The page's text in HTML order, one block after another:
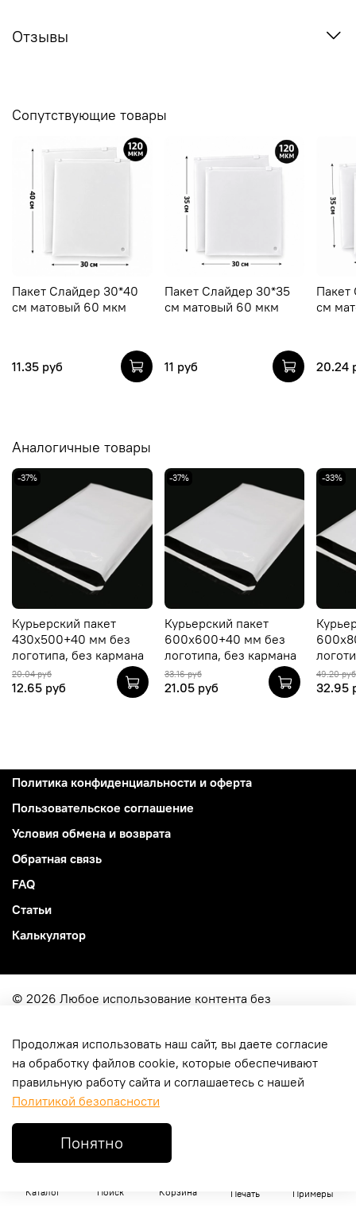
В корзину
Отзывы
Сопутствующие товары
Пакет Слайдер 30*40
см матовый 60 мкм
11.35 руб
Пакет Слайдер 30*35
см матовый 60 мкм
11 руб
Пакет
см
20.24
Аналогичные товары
-37%
Курьерский пакет
430x500+40 мм без
логотипа, без кармана
20.04 руб
12.65 руб
-37%
Курьерский пакет
600x600+40 мм без
логотипа, без кармана
33.16 руб
21.05 руб
-33%
49.20 руб
32.95
Политика конфиденциальности и оферта
Пользовательское соглашение
Условия обмена и возврата
Обратная связь
FAQ
Статьи
Калькулятор
© 2026 Любое использование контента без
ИП Ярковой Кирилл Юрьевич
ОГРН322774600049515
г. Москва, ул. Молодцова 4-114
Каталог Поиск Корзина Печать Примеры
Продолжая использовать наш сайт, вы даете согласие
на обработку файлов cookie, которые обеспечивают
правильную работу сайта и соглашаетесь с нашей
Политикой безопасности
Понятно